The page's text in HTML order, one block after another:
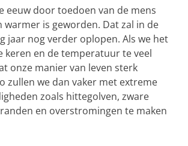
eeuw door toedoen van de mens
warmer is geworden. Dat zal in de
jaar nog verder oplopen. Als we het
keren en de temperatuur te veel
onze manier van leven sterk
zullen we dan vaker met extreme
zoals hittegolven, zware
en overstromingen te maken